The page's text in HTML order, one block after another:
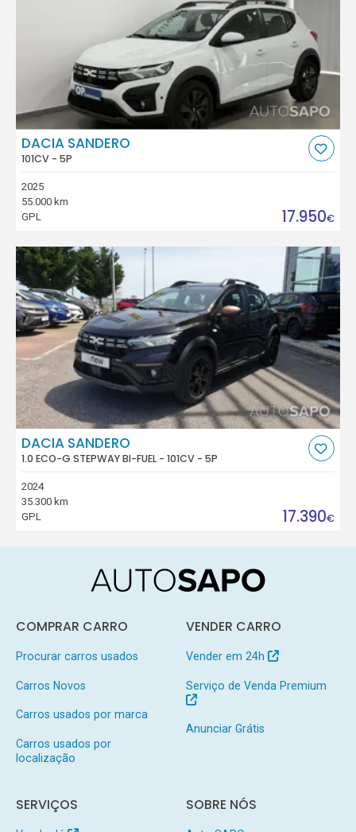
DACIA SANDERO
101CV - 5P
2025
55.000 km
GPL
17.950€
DACIA SANDERO
1.0 ECO-G STEPWAY BI-FUEL - 101CV - 5P
2024
35.300 km
GPL
17.390€
COMPRAR CARRO
Procurar carros usados
Carros Novos
Carros usados por marca
Carros usados por
localização
VENDER CARRO
Vender em 24h
Serviço de Venda Premium
Anunciar Grátis
SERVIÇOS SOBRE NÓS